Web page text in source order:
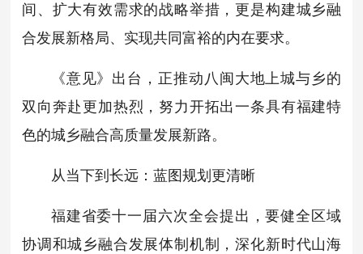
间、扩大有效需求的战略举措，更是构建城乡融
合发展新格局、实现共同富裕的内在要求。
《意见》出台，正推动八闽大地上城与乡的
双向奔赴更加热烈，努力开拓出一条具有福建特
色的城乡融合高质量发展新路。
从当下到长远：蓝图规划更清晰
福建省委十一届六次全会提出，要健全区域
协调和城乡融合发展体制机制，深化新时代山海